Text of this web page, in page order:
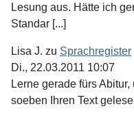
Lesung aus. Hätte ich
Standar [...]
Lisa J. zu Sprachregister
Di., 22.03.2011 10:07
Lerne gerade fürs
soeben Ihren Text